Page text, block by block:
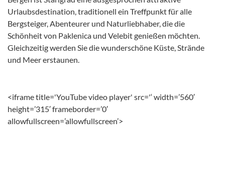
Urlaubsdestination, traditionell ein Treffpunkt für alle
Bergsteiger, Abenteurer und Naturliebhaber, die die
Schönheit von Paklenica und Velebit genießen möchten.
Gleichzeitig werden Sie die wunderschöne Küste, Strände
und Meer erstaunen.
<iframe title='YouTube video player' src='‘ width=’560′
height=’315′ frameborder=’0′
allowfullscreen=’allowfullscreen’>